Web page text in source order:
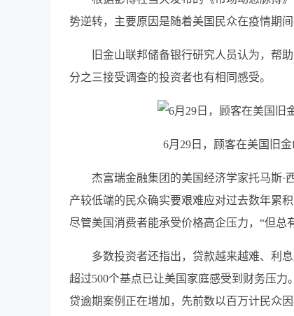
势逆转，主要原因是随着美国民众在疫情期
旧金山联邦储备银行研究人员认为，帮助
分之三接受调查的投资者也有相同感受。
6月29日，顾客在美国旧
杰富瑞金融集团的美国经济学家托马斯·
产较低端的民众确实要艰难应对过去数年累
尽管美国消费者能承受价格高企压力，“但总
多数投资者还指出，贷款越来越难、利息
超过500个基点已让美国家庭感受到财务压
贷逾期案例正在增加，先前数以百万计民众